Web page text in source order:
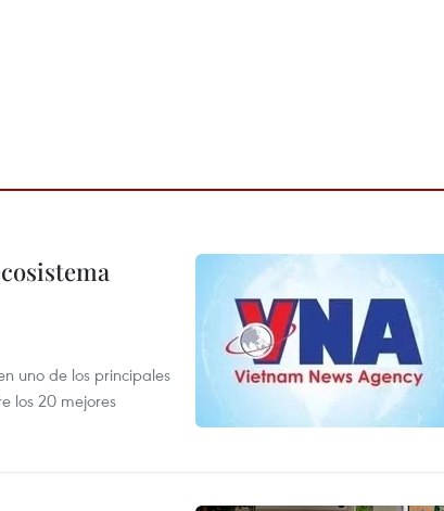
uno de los principales
los 20 mejores